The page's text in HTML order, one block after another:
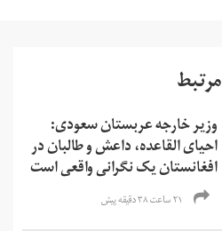
مرتبط
وزیر خارجه عربستان سعودی:
احیای القاعده،‌ داعش و طالبان در
افغانستان یک نگرانی واقعی است
۲۱ ساعت ۳۸ دقیقه پیش